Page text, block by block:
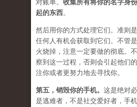
对账单。 收集所有将你的名字身
起的东西。
然后用你的方式处理它们。准则
任何人有机会获取到它们。不管
火烧掉，注意一定要做的彻底。
察到这一过程，否则会引起他们
注你或者更努力地去寻找你。
第五， 销毁你的手机。 这是绝对
是逃难者，不是社交爱好者，手